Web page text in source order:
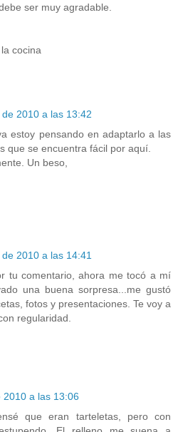
ser muy agradable.
cocina
2010 a las 13:42
estoy pensando en adaptarlo a las
que se encuentra fácil por aquí.
Un beso,
2010 a las 14:41
tu comentario, ahora me tocó a mí
una buena sorpresa...me gustó
fotos y presentaciones. Te voy a
regularidad.
a las 13:06
que eran tarteletas, pero con